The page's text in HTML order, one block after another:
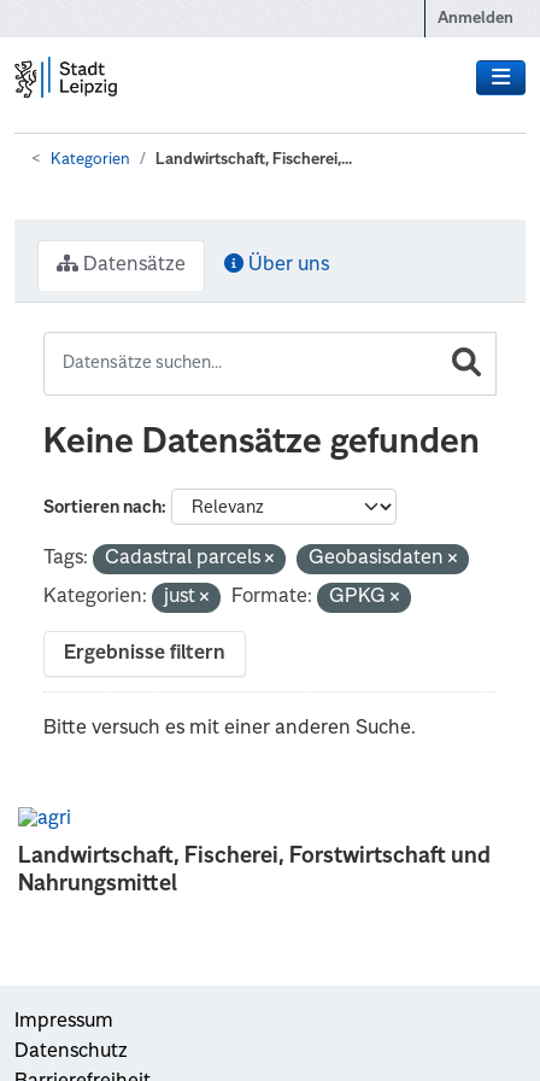
Anmelden
Kategorien Landwirtschaft, Fischerei,...
Landwirtschaft, Fischerei, Forstwirtschaft und
Nahrungsmittel
Datensätze Über uns
Keine Datensätze gefunden
Sortieren nach
Tags: Cadastral parcels
Geobasisdaten
Kategorien:
just Formate: GPKG
Ergebnisse filtern
Bitte versuch es mit einer anderen Suche.
Impressum
Datenschutz